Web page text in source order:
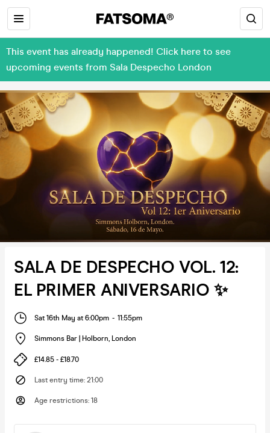
This event has already happened! Click here to see
upcoming events from Sala Despecho London
SALA DE DESPECHO VOL. 12:
EL PRIMER ANIVERSARIO ✨
Sat 16th May at 6:00pm - 11:55pm
Simmons Bar | Holborn, London
£14.85 - £18.70
Last entry time: 21:00
Age restrictions: 18